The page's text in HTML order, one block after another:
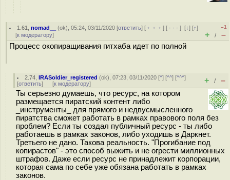
1.61 ,nomad__ (ok), 05:24, 03/11/2020 [ответить] [ ﹢﹢﹢] [ · · ·][↓] [↑]
[к модератору]
–1
+ / –
Процесс окопиращивания гитхаба идет по полной
2.74 ,IRASoldier_registered (ok), 07:23, 03/11/2020 [^] [^^] [^^^]
[ответить] [к модератору] + / –
Ты серьезно думаешь, что ресурс, на котором
размещается пиратский контент либо
_инструменты_ для прямого и недвусмысленного
пиратства сможет работать в рамках правового поля без
проблем? Если ты создал публичный ресурс - ты либо
работаешь в рамках законов, либо уходишь в Даркнет.
Третьего не дано. Такова реальность. "Прогибание под
копирастов" - это способ выжить и не огрести миллионных
штрафов. Даже если ресурс не принадлежит корпорации,
которая сама по себе уже обязана работать в рамках
законов.